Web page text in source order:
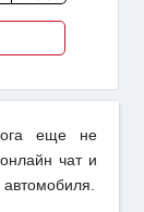
еще не
чат и